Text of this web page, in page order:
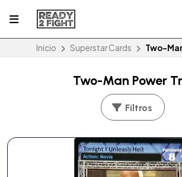
Inicio Superstar Cards Two-
Two-Man Power
Filtros